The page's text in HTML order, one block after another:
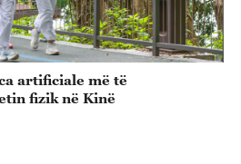
artificiale më të
fizik në Kinë